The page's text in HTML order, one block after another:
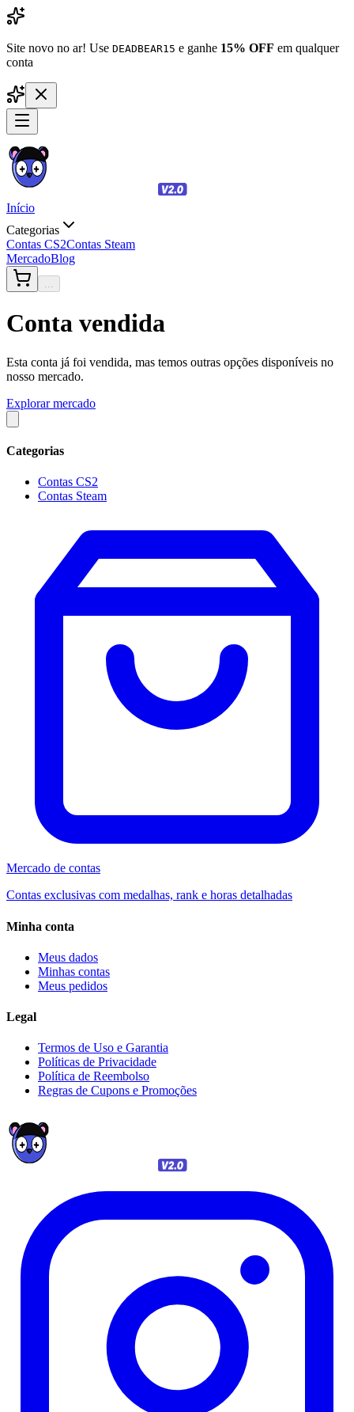
Site novo no ar! Use DEADBEAR15 e ganhe 15% OFF em qualquer
conta
Início
Categorias
Contas CS2Contas Steam
MercadoBlog
...
Conta vendida
Esta conta já foi vendida, mas temos outras opções disponíveis no
nosso mercado.
Explorar mercado
Categorias
Contas CS2
Contas Steam
Mercado de contas
Contas exclusivas com medalhas, rank e horas detalhadas
Minha conta
Meus dados
Minhas contas
Meus pedidos
Legal
Termos de Uso e Garantia
Políticas de Privacidade
Política de Reembolso
Regras de Cupons e Promoções